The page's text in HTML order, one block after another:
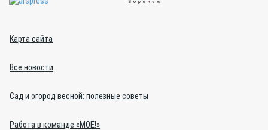
Карта сайта
Все новости
Сад и огород весной: полезные советы
Работа в команде «МОЁ!»